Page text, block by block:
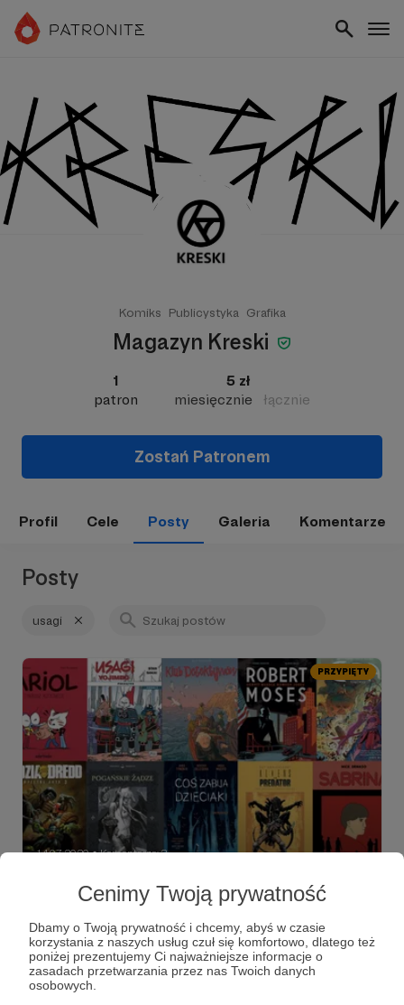
Cenimy Twoją prywatność
Dbamy o Twoją prywatność i chcemy, abyś w czasie
korzystania z naszych usług czuł się komfortowo, dlatego też
poniżej prezentujemy Ci najważniejsze informacje o
zasadach przetwarzania przez nas Twoich danych
osobowych.
Komiks Publicystyka Grafika
Magazyn Kreski
1
patron
5 zł
miesięcznie
łącznie
Zostań Patronem
Profil Cele Posty Galeria Komentarze
Posty
usagi
PRZYPIĘTY
14.07.2020 ● Komentarze: 3
TOP 10 za TEN: czerwiec/lipiec
się ukazały, albo ukażą się już za chwilę. Kreski polecają!
komiks aliens predator +7